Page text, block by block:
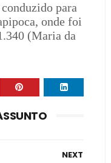
para
onde foi
(Maria da
NEXT